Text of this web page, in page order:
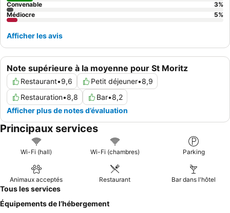
d'insonorisation.
Note supérieure à la moyenne pour St Moritz
Restaurant•9,6 Petit déjeuner•8,9
Restauration•8,8 Bar•8,2
Afficher plus de notes d’évaluation
Convenable
3%
Médiocre
5%
Afficher les avis
Principaux services
Wi-Fi (hall) Wi-Fi (chambres) Parking
Animaux acceptés Restaurant Bar dans l'hôtel
Tous les services
Équipements de l’hébergement